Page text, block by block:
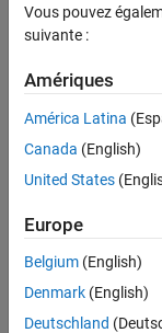
Vous pouvez
suivante :
Amériques
América Latina
Canada (English)
United States
Europe
Belgium (English)
Denmark (English)
Deutschland
Lutte anti-piratage
© 1994-2026